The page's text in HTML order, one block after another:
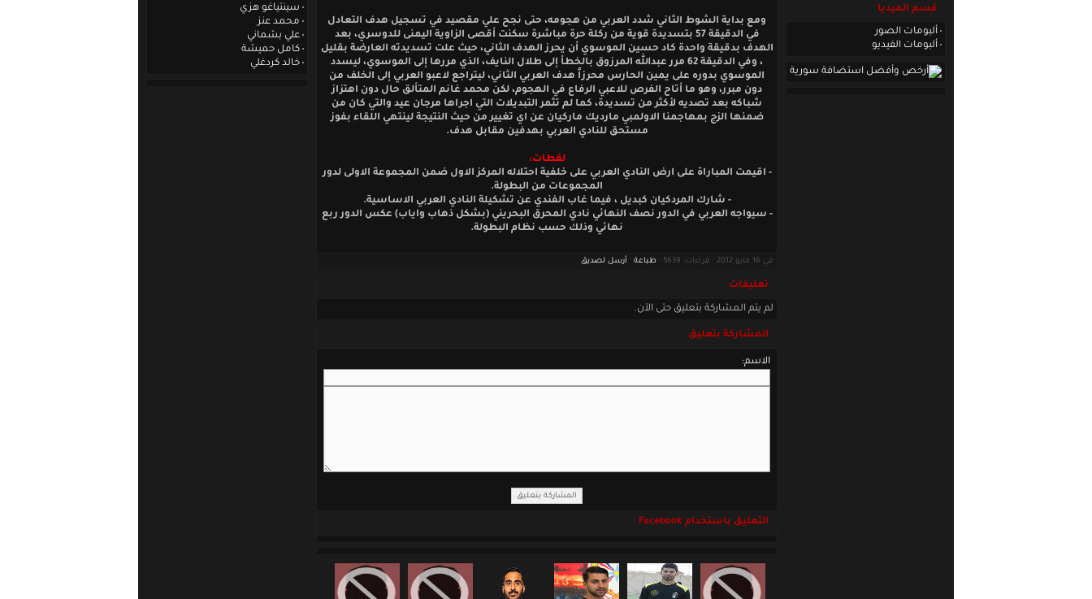
قسم الميديا
ألبومات الصور
ألبومات الفيديو
ومع بداية الشوط الثاني شدد العربي من هجومه، حتى نجح علي مقصيد في تسجيل هدف التعادل
في الدقيقة 57 بتسديدة قوية من ركلة حرة مباشرة سكنت أقصى الزاوية اليمنى للدوسري، بعد
الهدف بدقيقة واحدة كاد حسين الموسوي أن يحرز الهدف الثاني، حيث علت تسديدته العارضة بقليل
، وفي الدقيقة 62 مرر عبدالله المرزوق بالخطأ إلى طلال النايف، الذي مررها إلى الموسوي، ليسدد
الموسوي بدوره على يمين الحارس محرزاً هدف العربي الثاني، ليتراجع لاعبو العربي إلى الخلف من
دون مبرر، وهو ما أتاح الفرص للاعبي الرفاع في الهجوم، لكن محمد غانم المتألق حال دون اهتزاز
شباكه بعد تصديه لأكثر من تسديدة، كما لم تثمر التبديلات التي اجراها مرجان عيد والتي كان من
ضمنها الزج بمهاجمنا الاولمبي مارديك ماركيان عن اي تغيير من حيث النتيجة لينتهي اللقاء بفوز
مستحق للنادي العربي بهدفين مقابل هدف.
لقطات:
- اقيمت المباراة على ارض النادي العربي على خلفية احتلاله المركز الاول ضمن المجموعة الاولى لدور
المجموعات من البطولة.
- شارك المردكيان كبديل ، فيما غاب الفندي عن تشكيلة النادي العربي الاساسية.
- سيواجه العربي في الدور نصف النهائي نادي المحرق البحريني (بشكل ذهاب واياب) عكس الدور ربع
نهائي وذلك حسب نظام البطولة.
في 16 مايو 2012 · قراءات: 5639 · طباعة أرسل لصديق
تعليقات
لم يتم المشاركة بتعليق حتى الآن.
المشاركة بتعليق
الاسم:
التعليق باستخدام Facebook
سينتياغو هزي
محمد عنز
علي بشماني
كامل حميشة
خالد كردغلي